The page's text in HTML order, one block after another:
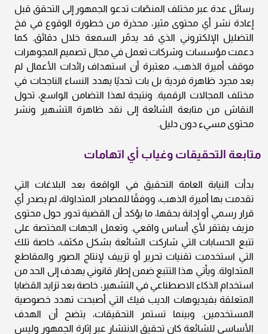
رسائل عدة عبر مختلف المنصّات تدعو الجمهور إلى التحقق قبل
إعادة نشر أي محتوى مثير، محذرة من خطورة الوقوع في فخ
التضليل الإلكتروني الذي قد يدمّر السمعة خلال دقائق. كما
دعمت مؤسسات وشركات تعمل في مجال تصميم المجوهرات
موقف أميرة الذهب، معتبرة أن استهداف رائدات الأعمال لم
يعد مجرد ظاهرة فردية بل بات تحديًا يهدد النساء الناجحات في
مختلف المجالات الرقمية. ونتيجة لهذا التضامن الواسع، تحول
النقاش من متابعة الشائعة إلى نقد ظاهرة التشهير ونشر
محتوى مسيء دون دليل.
متابعة التحقيقات وغياب أي اتهامات
بدأت النيابة العامة التحقيق في الواقعة بعد البلاغات التي
تقدمت بها أميرة الذهب، ووفقًا للمصادر المتداولة، لم يصدر أي
قرار رسمي أو إدانة بحقها، ما يؤكد أن القضية تدور حول محتوى
مزيف يفتقر لأي أساس واقعي. وتعمل الجهات المختصة على
تتبع الحسابات التي شاركت الشائعة بشكل مكثف، خاصة تلك
التي استخدمت تقنيات تحرير أو تزييف لإنتاج الصور والمقاطع
المتداولة. ويأتي هذا التتبع ضمن إطار قانوني يهدف إلى الحد من
استخدام الذكاء الاصطناعي في التشهير، خاصة بعد تزايد القضايا
المتعلقة بفيديوهات الديب فيك التي أصبحت تهدد خصوصية
المستخدمين. وبينما تستمر التحقيقات، يتضح أن الهدف
الأساسي للشائعة كان تحقيق الانتشار عبر إثارة الجمهور وليس